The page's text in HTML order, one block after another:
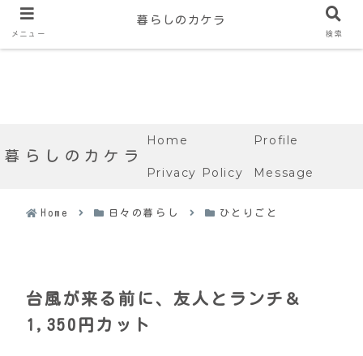
暮らしのカケラ
Home Profile
Privacy Policy Message
Home 日々の暮らし ひとりごと
台風が来る前に、友人とランチ＆
1,350円カット
メニュー
暮らしのカケラ
検索